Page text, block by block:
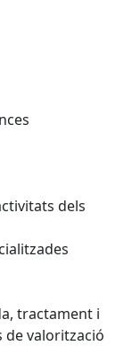
dels
tractament i
de valorització